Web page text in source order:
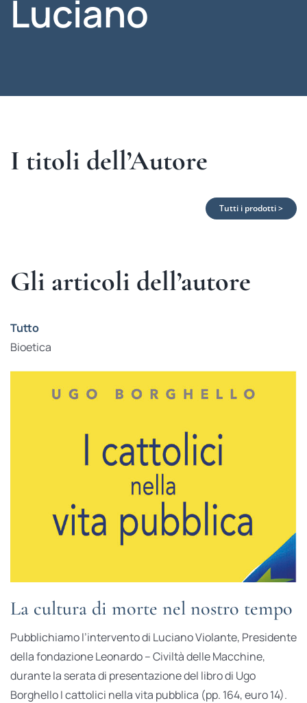
Luciano
I titoli dell’Autore
Tutti i prodotti >
Gli articoli dell’autore
Tutto
Bioetica
La cultura di morte nel nostro tempo
Pubblichiamo l’intervento di Luciano Violante, Presidente
della fondazione Leonardo – Civiltà delle Macchine,
durante la serata di presentazione del libro di Ugo
Borghello I cattolici nella vita pubblica (pp. 164, euro 14).